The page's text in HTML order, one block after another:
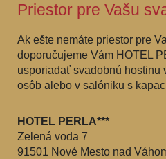
Priestor pre Vašu
Ak ešte nemáte priestor pre
doporučujeme Vám HOTEL
usporiadať svadobnú hostinu
osôb alebo v salóniku s
HOTEL PERLA***
Zelená voda 7
91501 Nové Mesto nad